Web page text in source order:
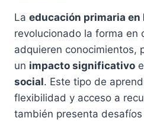
La educación primaria en
revolucionado la forma en
adquieren conocimientos,
un impacto significativo
social. Este tipo de
flexibilidad y acceso a
también presenta